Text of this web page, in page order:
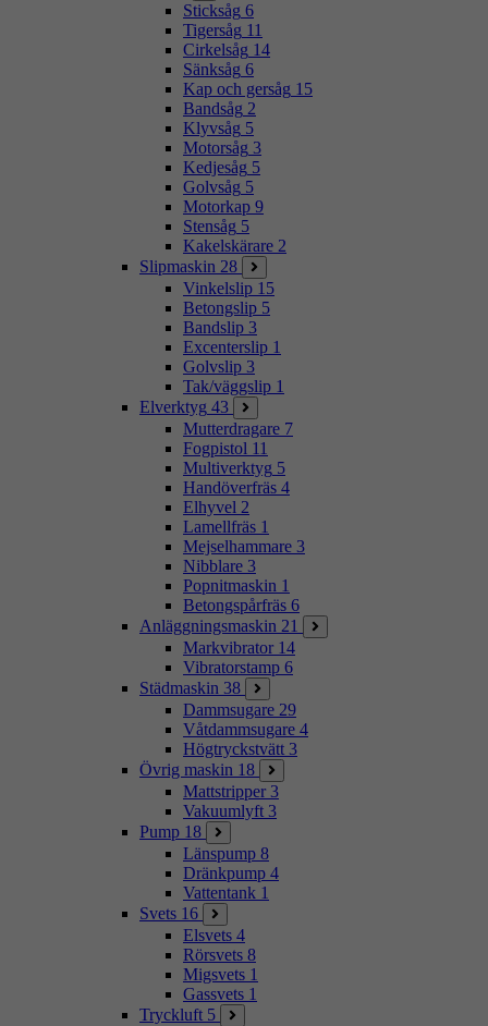
Sticksåg 6
Tigersåg 11
Cirkelsåg 14
Sänksåg 6
Kap och gersåg 15
Bandsåg 2
Klyvsåg 5
Motorsåg 3
Kedjesåg 5
Golvsåg 5
Motorkap 9
Stensåg 5
Kakelskärare 2
Slipmaskin 28
Vinkelslip 15
Betongslip 5
Bandslip 3
Excenterslip 1
Golvslip 3
Tak/väggslip 1
Elverktyg 43
Mutterdragare 7
Fogpistol 11
Multiverktyg 5
Handöverfräs 4
Elhyvel 2
Lamellfräs 1
Mejselhammare 3
Nibblare 3
Popnitmaskin 1
Betongspårfräs 6
Anläggningsmaskin 21
Markvibrator 14
Vibratorstamp 6
Städmaskin 38
Dammsugare 29
Våtdammsugare 4
Högtryckstvätt 3
Övrig maskin 18
Mattstripper 3
Vakuumlyft 3
Pump 18
Länspump 8
Dränkpump 4
Vattentank 1
Svets 16
Elsvets 4
Rörsvets 8
Migsvets 1
Gassvets 1
Tryckluft 5